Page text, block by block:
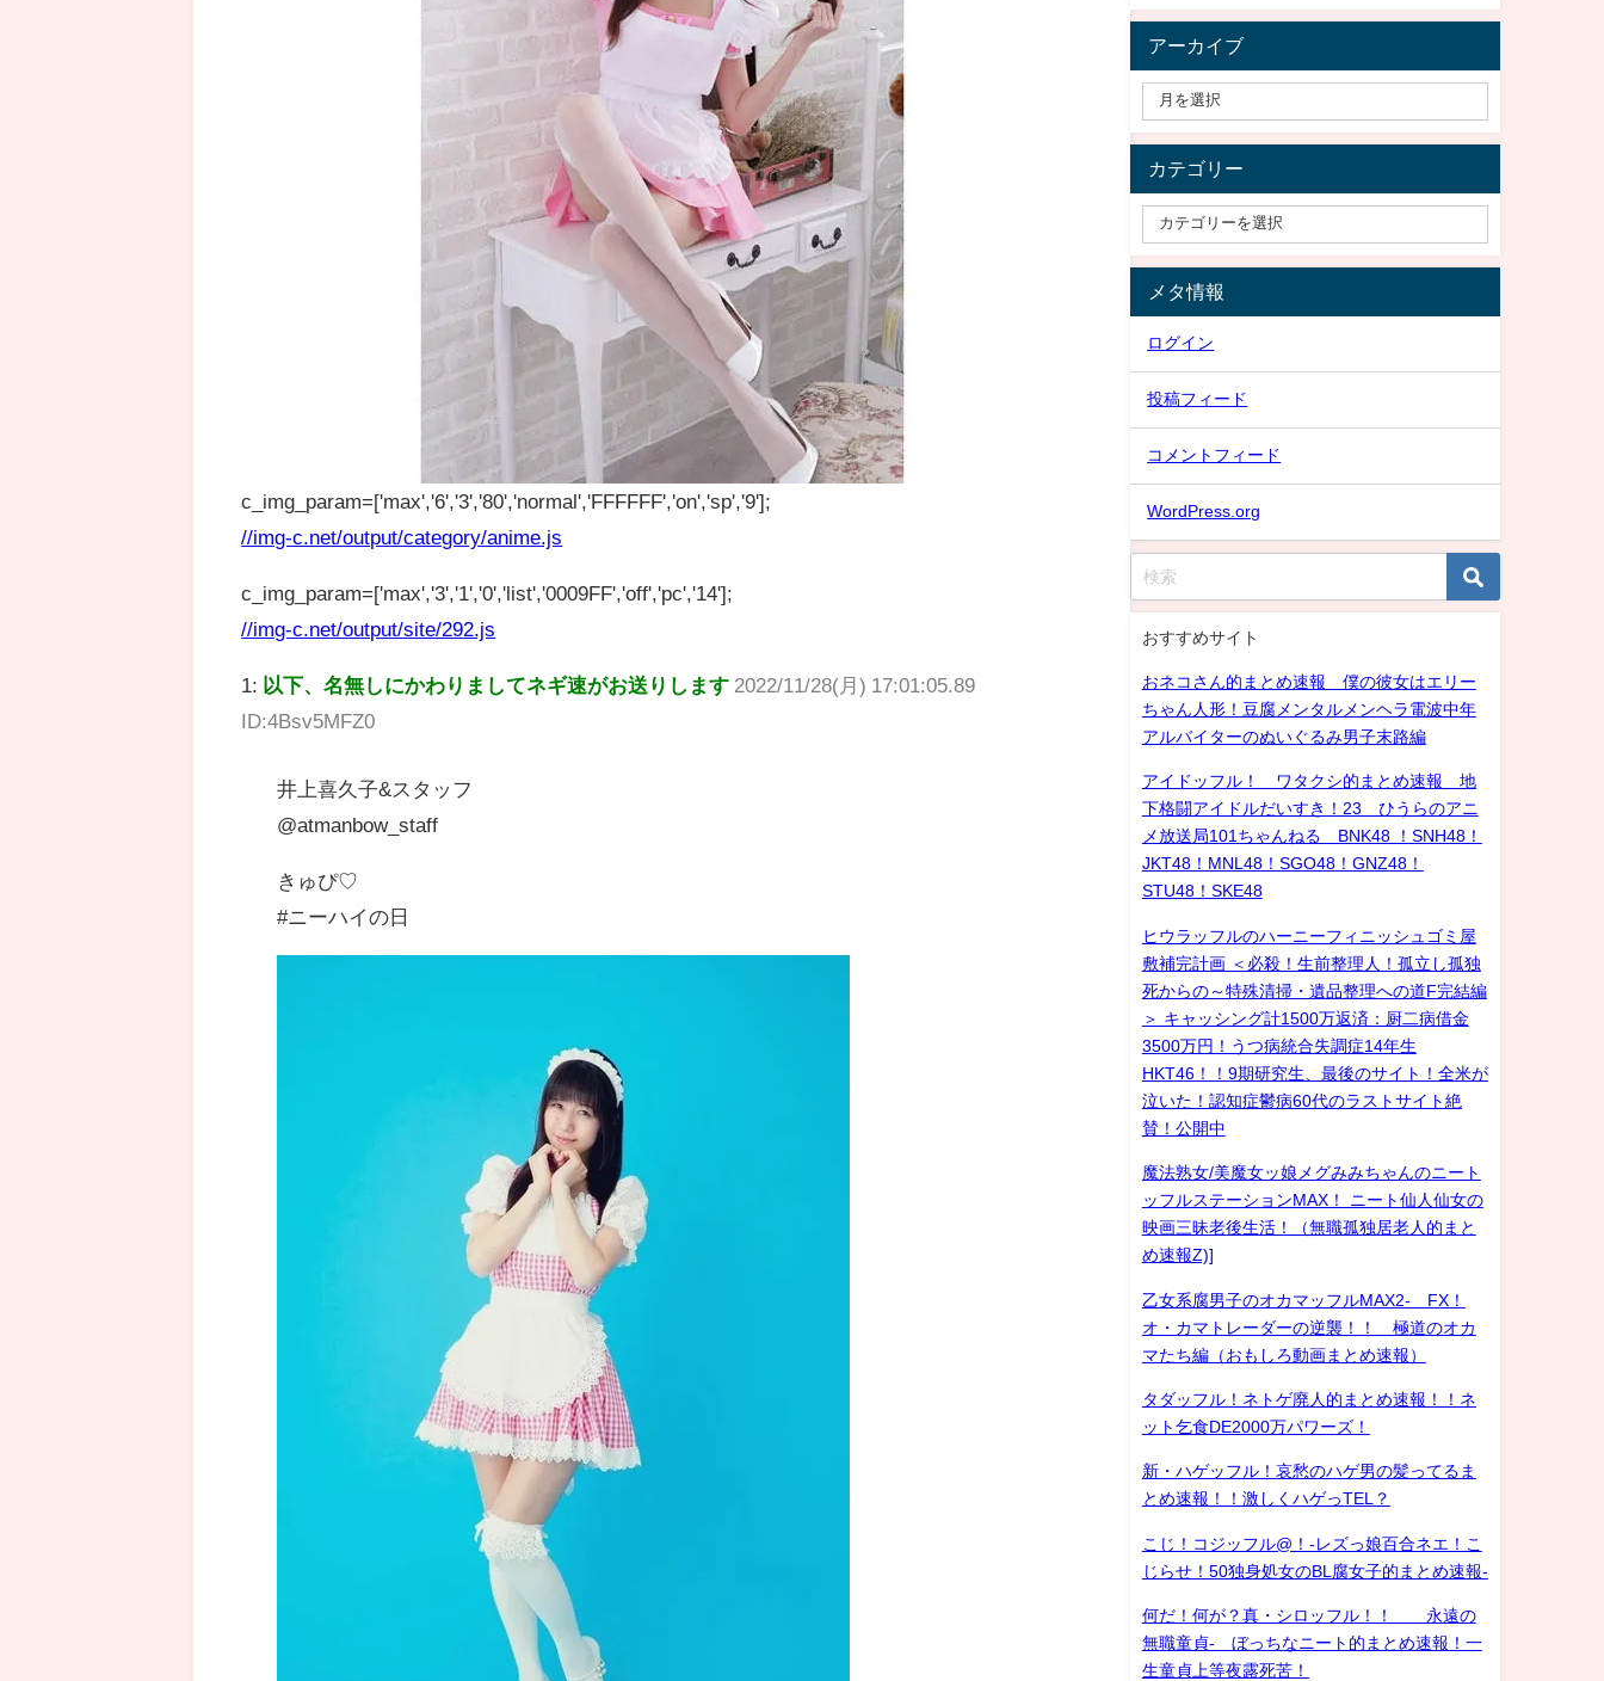
c_img_param=['max','6','3','80','normal','FFFFFF','on','sp','9'];
//img-c.net/output/category/anime.js
c_img_param=['max','3','1','0','list','0009FF','off','pc','14'];
//img-c.net/output/site/292.js
1: 以下、名無しにかわりましてネギ速がお送りします 2022/11/28(月) 17:01:05.89
ID:4Bsv5MFZ0
井上喜久子&スタッフ
@atmanbow_staff
きゅぴ♡
#ニーハイの日
アーカイブ
カテゴリー
メタ情報
ログイン
投稿フィード
コメントフィード
WordPress.org
おすすめサイト
おネコさん的まとめ速報 僕の彼女はエリー
ちゃん人形！豆腐メンタルメンヘラ電波中年
アルバイターのぬいぐるみ男子末路編
アイドッフル！ ワタクシ的まとめ速報 地
下格闘アイドルだいすき！23 ひうらのアニ
メ放送局101ちゃんねる BNK48 ！SNH48！
JKT48！MNL48！SGO48！GNZ48！
STU48！SKE48
ヒウラッフルのハーニーフィニッシュゴミ屋
敷補完計画 ＜必殺！生前整理人！孤立し孤独
死からの～特殊清掃・遺品整理への道F完結編
＞ キャッシング計1500万返済：厨二病借金
3500万円！うつ病統合失調症14年生
HKT46！！9期研究生、最後のサイト！全米が
泣いた！認知症鬱病60代のラストサイト絶
賛！公開中
魔法熟女/美魔女ッ娘メグみみちゃんのニート
ッフルステーションMAX！ ニート仙人仙女の
映画三昧老後生活！（無職孤独居老人的まと
め速報Z)]
乙女系腐男子のオカマッフルMAX2- FX！
オ・カマトレーダーの逆襲！！ 極道のオカ
マたち編（おもしろ動画まとめ速報）
タダッフル！ネトゲ廃人的まとめ速報！！ネ
ット乞食DE2000万パワーズ！
新・ハゲッフル！哀愁のハゲ男の髪ってるま
とめ速報！！激しくハゲっTEL？
こじ！コジッフル@！-レズっ娘百合ネエ！こ
じらせ！50独身処女のBL腐女子的まとめ速報-
何だ！何が？真・シロッフル！！ 永遠の
無職童貞- ぼっちなニート的まとめ速報！一
生童貞上等夜露死苦！